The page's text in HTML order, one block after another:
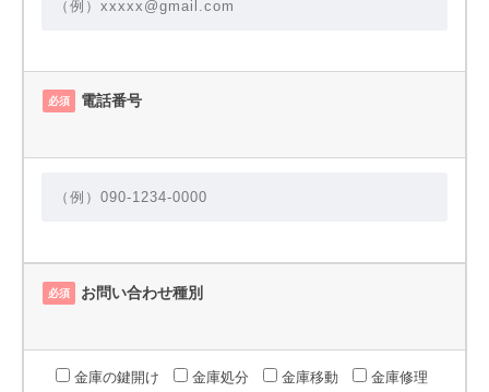
必須 電話番号
必須 お問い合わせ種別
金庫の鍵開け 金庫処分 金庫移動
金庫修理